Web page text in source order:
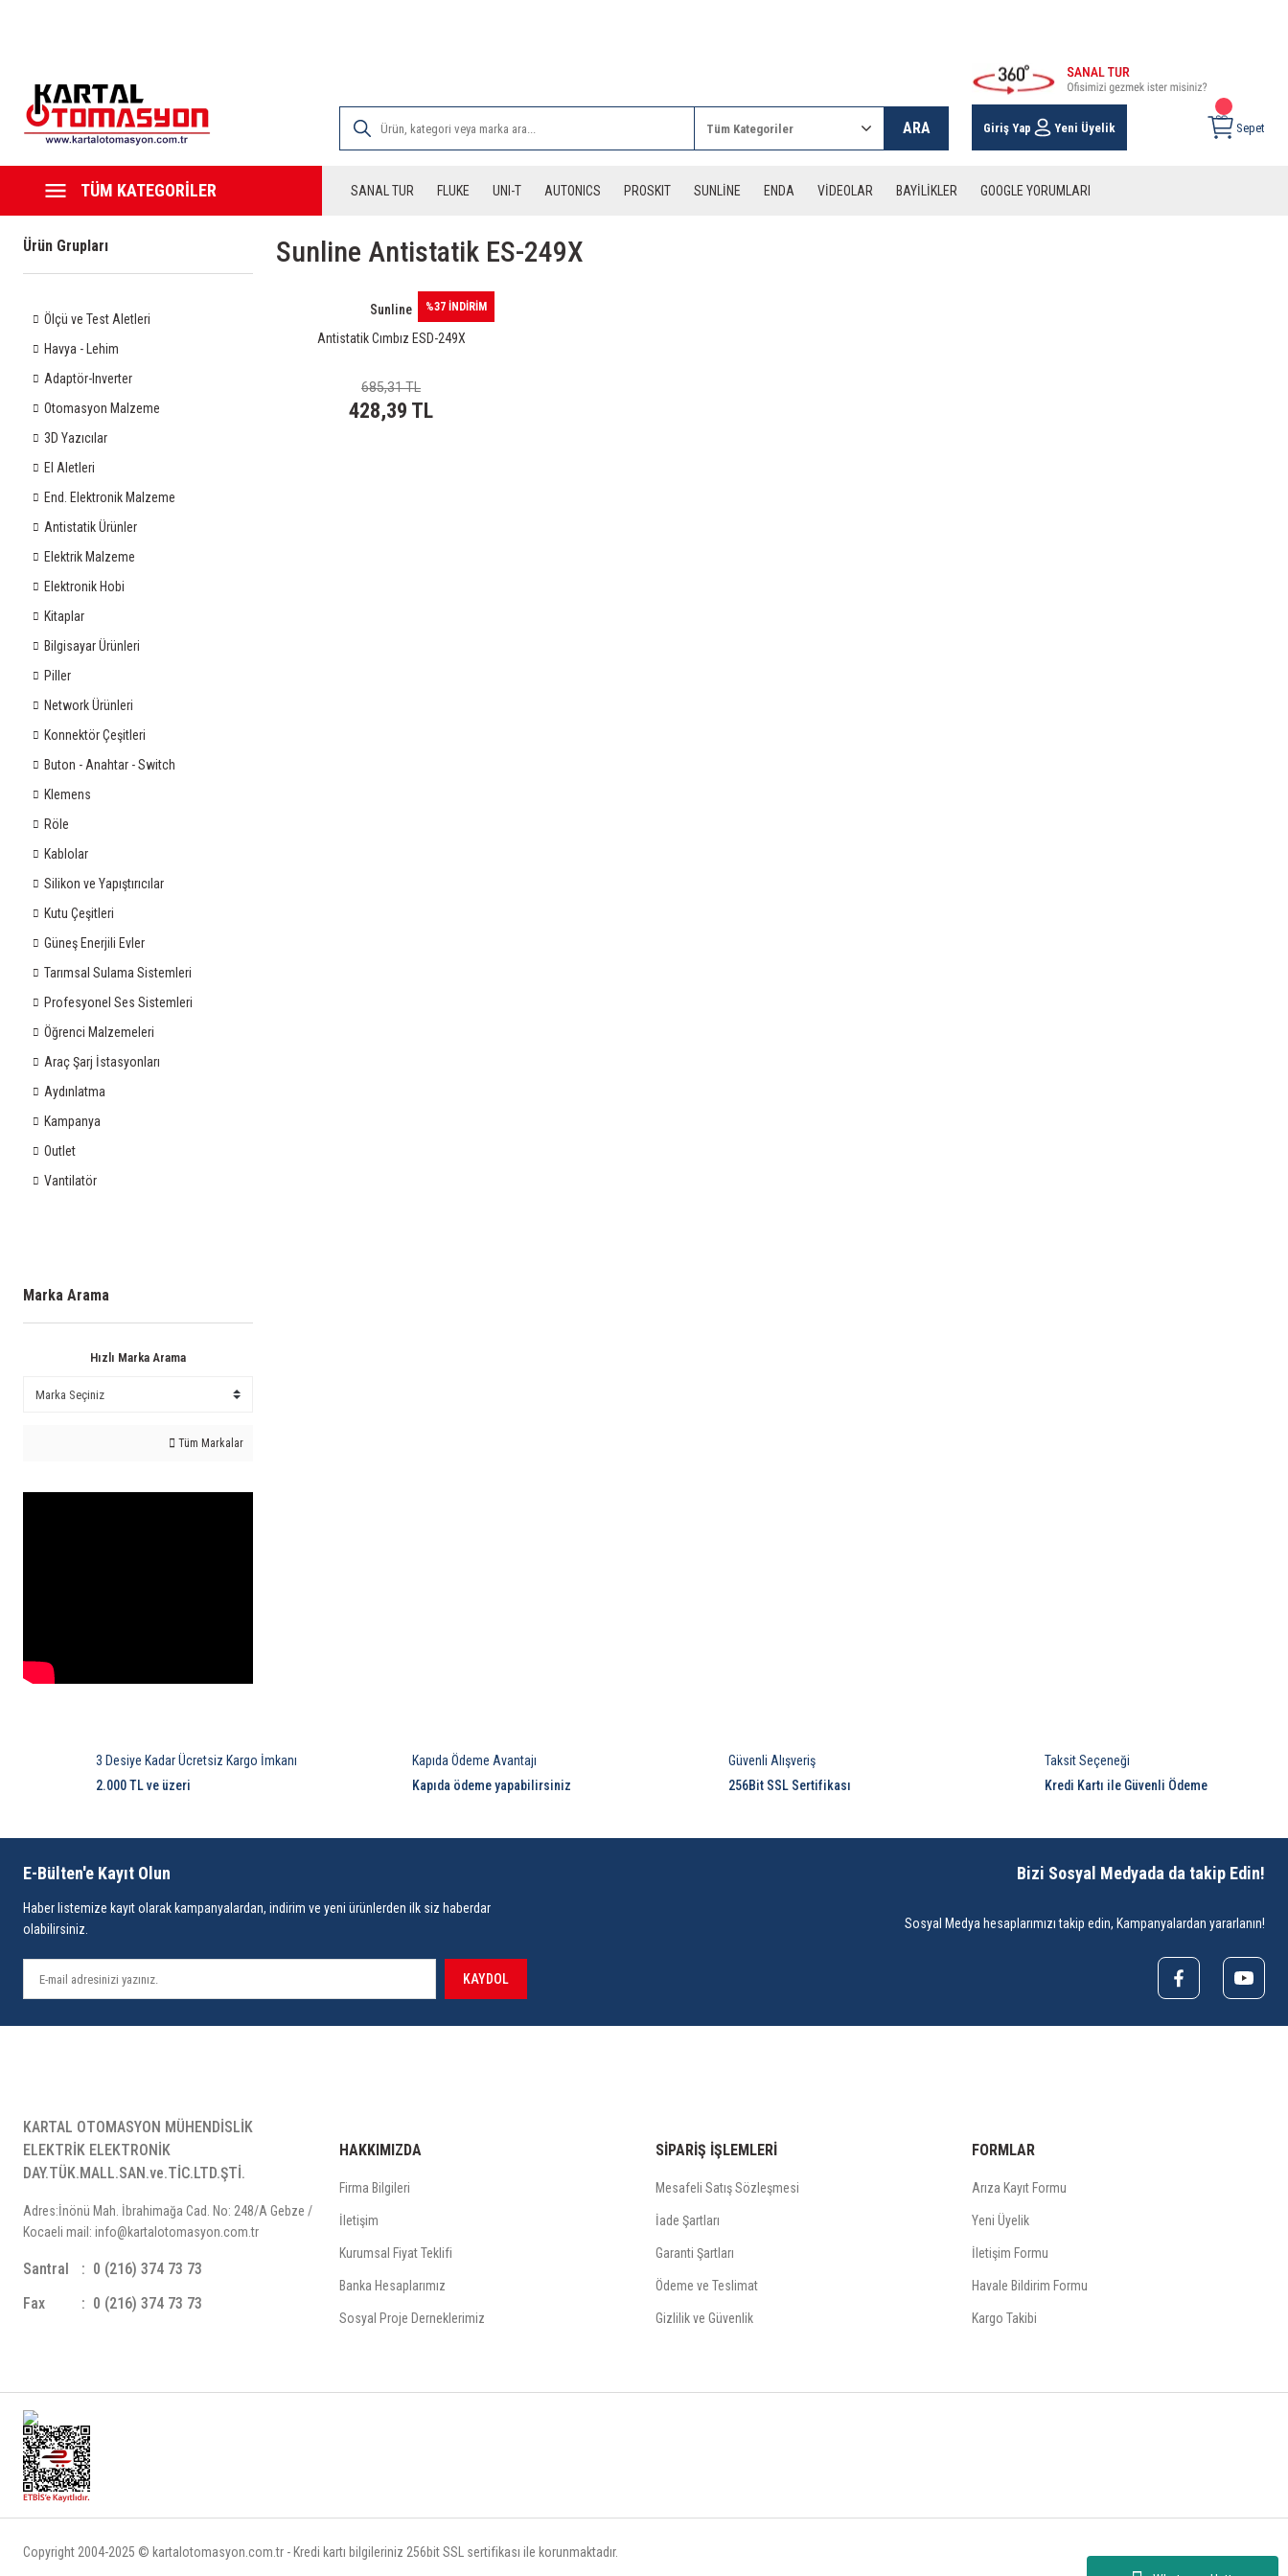
ARA Giriş Yap Yeni Üyelik Sepet
TÜM KATEGORİLER SANAL TUR FLUKE UNI-T AUTONICS PROSKIT SUNLİNE ENDA VİDEOLAR BAYİLİKLER GOOGLE YORUMLARI
Ürün Grupları
Ölçü ve Test Aletleri
Havya - Lehim
Adaptör-Inverter
Otomasyon Malzeme
3D Yazıcılar
El Aletleri
End. Elektronik Malzeme
Antistatik Ürünler
Elektrik Malzeme
Elektronik Hobi
Kitaplar
Bilgisayar Ürünleri
Piller
Network Ürünleri
Konnektör Çeşitleri
Buton - Anahtar - Switch
Klemens
Röle
Kablolar
Silikon ve Yapıştırıcılar
Kutu Çeşitleri
Güneş Enerjili Evler
Tarımsal Sulama Sistemleri
Profesyonel Ses Sistemleri
Öğrenci Malzemeleri
Araç Şarj İstasyonları
Aydınlatma
Kampanya
Outlet
Vantilatör
Marka Arama
Hızlı Marka Arama
Tüm Markalar
Sunline Antistatik ES-249X
%37 İNDİRİM
Sunline
Antistatik Cımbız ESD-249X
685,31 TL
428,39 TL
3 Desiye Kadar Ücretsiz Kargo İmkanı
2.000 TL ve üzeri
Kapıda Ödeme Avantajı
Kapıda ödeme yapabilirsiniz
Güvenli Alışveriş
256Bit SSL Sertifikası
Taksit Seçeneği
Kredi Kartı ile Güvenli Ödeme
E-Bülten'e Kayıt Olun
Haber listemize kayıt olarak kampanyalardan, indirim ve yeni ürünlerden ilk siz haberdar
olabilirsiniz.
KAYDOL
Bizi Sosyal Medyada da takip Edin!
Sosyal Medya hesaplarımızı takip edin, Kampanyalardan yararlanın!
KARTAL OTOMASYON MÜHENDİSLİK
ELEKTRİK ELEKTRONİK
DAY.TÜK.MALL.SAN.ve.TİC.LTD.ŞTİ.
Adres:İnönü Mah. İbrahimağa Cad. No: 248/A Gebze /
Kocaeli mail: info@kartalotomasyon.com.tr
Santral
0 (216) 374 73 73
Fax
0 (216) 374 73 73
HAKKIMIZDA
Firma Bilgileri
İletişim
Kurumsal Fiyat Teklifi
Banka Hesaplarımız
Sosyal Proje Derneklerimiz
SİPARİŞ İŞLEMLERİ
Mesafeli Satış Sözleşmesi
İade Şartları
Garanti Şartları
Ödeme ve Teslimat
Gizlilik ve Güvenlik
FORMLAR
Arıza Kayıt Formu
Yeni Üyelik
İletişim Formu
Havale Bildirim Formu
Kargo Takibi
Copyright 2004-2025 © kartalotomasyon.com.tr - Kredi kartı bilgileriniz 256bit SSL sertifikası ile korunmaktadır.